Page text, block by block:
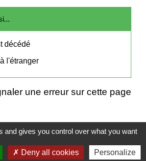
décédé
l'étranger
une erreur sur cette page
Contacts
and gives you control over what you want
Deny all cookies Personalize